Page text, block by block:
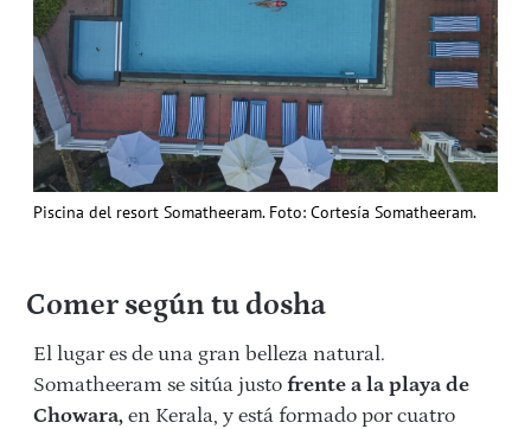
Piscina del resort Somatheeram. Foto: Cortesía Somatheeram.
Comer según tu dosha
El lugar es de una gran belleza natural.
Somatheeram se sitúa justo frente a la playa de
Chowara, en Kerala, y está formado por cuatro